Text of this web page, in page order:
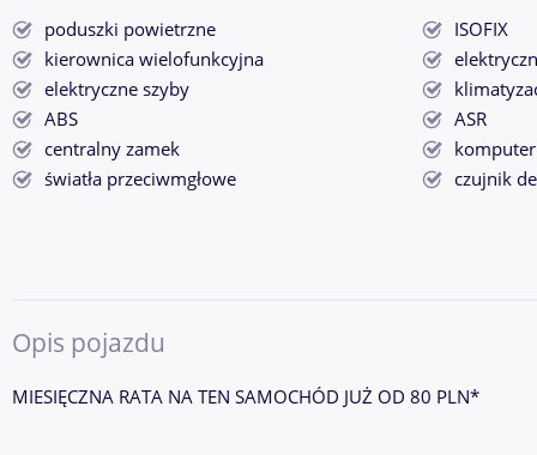
poduszki powietrzne
ISOFIX
kierownica wielofunkcyjna
elektryczne szyby
ABS
ASR
centralny zamek
komputer
światła przeciwmgłowe
czujnik
Opis pojazdu
MIESIĘCZNA RATA NA TEN SAMOCHÓD JUŻ OD 80 PLN*